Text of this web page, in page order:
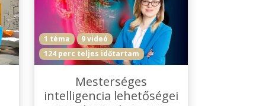
1 téma
9 videó
124 perc teljes időtartam
Mesterséges
intelligencia lehetőségei